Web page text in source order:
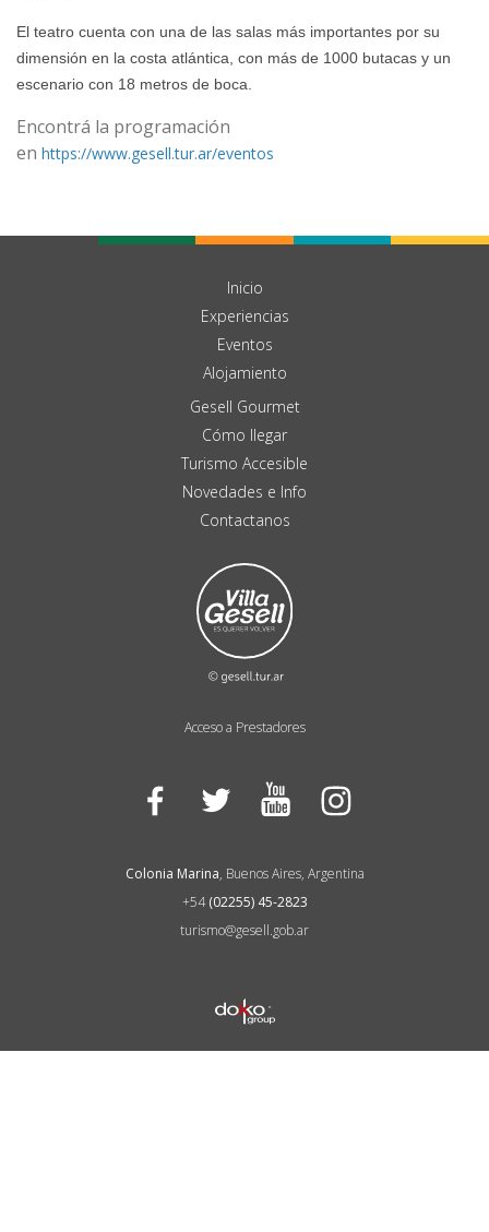
El teatro cuenta con una de las salas más importantes por su
dimensión en la costa atlántica, con más de 1000 butacas y un
escenario con 18 metros de boca.
Encontrá la programación
en https://www.gesell.tur.ar/eventos
Acceso a Prestadores
Inicio
Experiencias
Eventos
Alojamiento
Gesell Gourmet
Cómo llegar
Turismo Accesible
Novedades e Info
Contactanos
Facebook Twitter YouTube
Colonia Marina, Buenos Aires, Argentina
+54(02255) 45-2823
turismo@gesell.gob.ar